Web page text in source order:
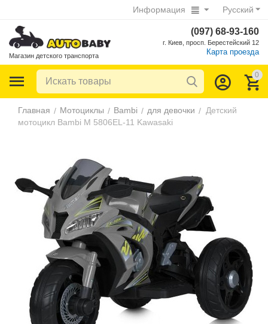
Русский
Информация
Магазин детского транспорта
(097) 68-93-160
г. Киев, просп. Берестейский 12
Карта проезда
0
Главная / Мотоциклы / Bambi / для девочки / Детский
мотоцикл Bambi M 5806EL-11 Kawasaki